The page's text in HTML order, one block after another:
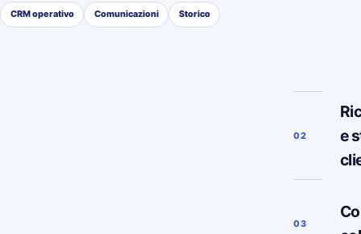
CRM operativo Comunicazioni Storico
02
e
03